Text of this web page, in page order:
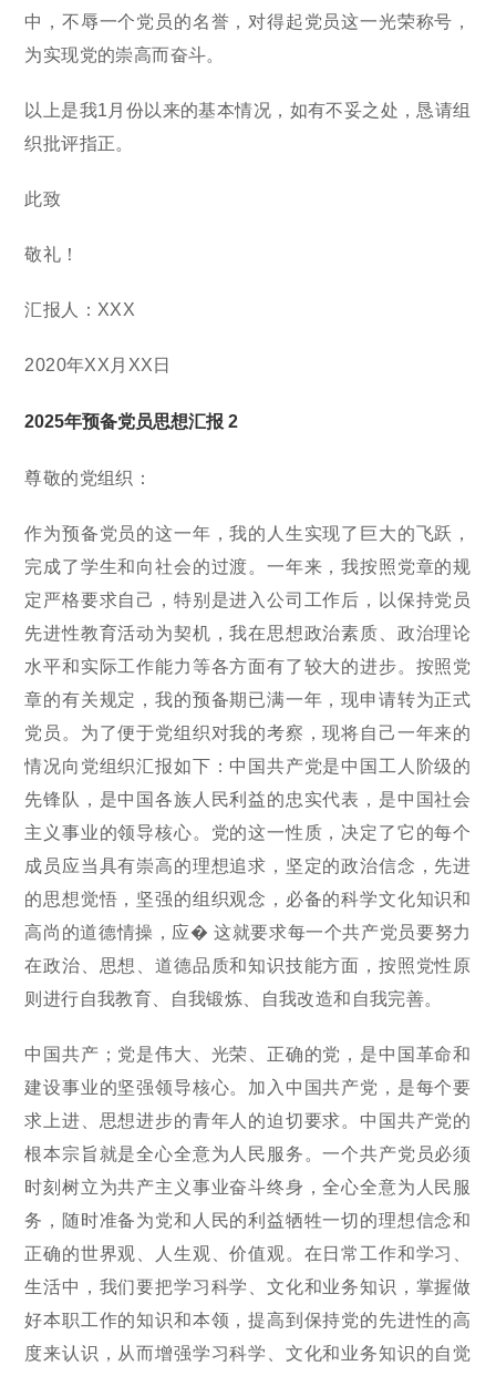
中，不辱一个党员的名誉，对得起党员这一光荣称号，
为实现党的崇高而奋斗。
以上是我1月份以来的基本情况，如有不妥之处，恳请组
织批评指正。
此致
敬礼！
汇报人：XXX
2020年XX月XX日
2025年预备党员思想汇报 2
尊敬的党组织：
作为预备党员的这一年，我的人生实现了巨大的飞跃，
完成了学生和向社会的过渡。一年来，我按照党章的规
定严格要求自己，特别是进入公司工作后，以保持党员
先进性教育活动为契机，我在思想政治素质、政治理论
水平和实际工作能力等各方面有了较大的进步。按照党
章的有关规定，我的预备期已满一年，现申请转为正式
党员。为了便于党组织对我的考察，现将自己一年来的
情况向党组织汇报如下：中国共产党是中国工人阶级的
先锋队，是中国各族人民利益的忠实代表，是中国社会
主义事业的领导核心。党的这一性质，决定了它的每个
成员应当具有崇高的理想追求，坚定的政治信念，先进
的思想觉悟，坚强的组织观念，必备的科学文化知识和
高尚的道德情操，应� 这就要求每一个共产党员要努力
在政治、思想、道德品质和知识技能方面，按照党性原
则进行自我教育、自我锻炼、自我改造和自我完善。
中国共产；党是伟大、光荣、正确的党，是中国革命和
建设事业的坚强领导核心。加入中国共产党，是每个要
求上进、思想进步的青年人的迫切要求。中国共产党的
根本宗旨就是全心全意为人民服务。一个共产党员必须
时刻树立为共产主义事业奋斗终身，全心全意为人民服
务，随时准备为党和人民的利益牺牲一切的理想信念和
正确的世界观、人生观、价值观。在日常工作和学习、
生活中，我们要把学习科学、文化和业务知识，掌握做
好本职工作的知识和本领，提高到保持党的先进性的高
度来认识，从而增强学习科学、文化和业务知识的自觉